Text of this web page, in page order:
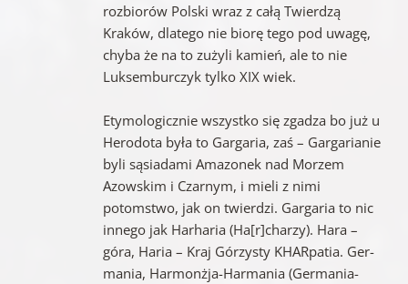
rozbiorów Polski wraz z całą Twierdzą
Kraków, dlatego nie biorę tego pod uwagę,
chyba że na to zużyli kamień, ale to nie
Luksemburczyk tylko XIX wiek.
Etymologicznie wszystko się zgadza bo już u
Herodota była to Gargaria, zaś – Gargarianie
byli sąsiadami Amazonek nad Morzem
Azowskim i Czarnym, i mieli z nimi
potomstwo, jak on twierdzi. Gargaria to nic
innego jak Harharia (Ha[r]charzy). Hara –
góra, Haria – Kraj Górzysty KHARpatia. Ger-
mania, Harmonżja-Harmania (Germania-